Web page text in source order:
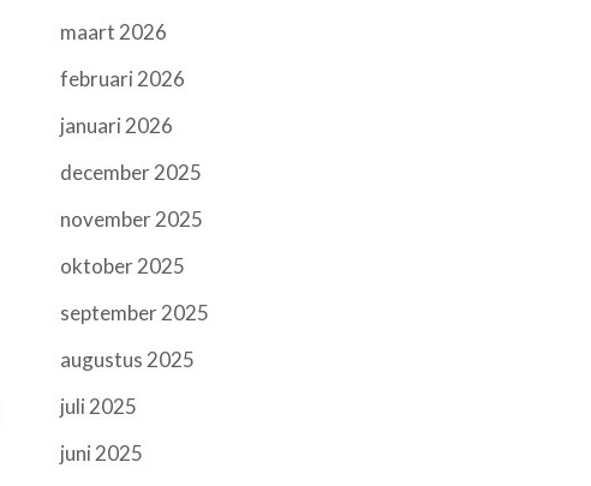
maart 2026
februari 2026
januari 2026
december 2025
november 2025
oktober 2025
september 2025
augustus 2025
juli 2025
juni 2025